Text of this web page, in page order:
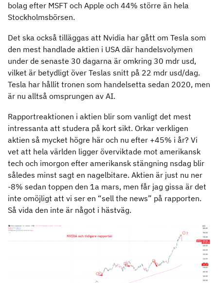
bolag efter MSFT och Apple och 44% större än hela
Stockholmsbörsen.
Det ska också tilläggas att Nvidia har gått om Tesla som
den mest handlade aktien i USA där handelsvolymen
under de senaste 30 dagarna är omkring 30 mdr usd,
vilket är betydligt över Teslas snitt på 22 mdr usd/dag.
Tesla har hållit tronen som handelsetta sedan 2020, men
är nu alltså omsprungen av AI.
Rapportreaktionen i aktien blir som vanligt det mest
intressanta att studera på kort sikt. Orkar verkligen
aktien så mycket högre här och nu efter +45% i år? Vi
vet att hela världen ligger överviktade mot amerikansk
tech och imorgon efter amerikansk stängning nsdag blir
således minst sagt en nagelbitare. Aktien är just nu ner
-8% sedan toppen den 1a mars, men får jag gissa är det
inte omöjligt att vi ser en “sell the news” på rapporten.
Så vida den inte är något i hästväg.